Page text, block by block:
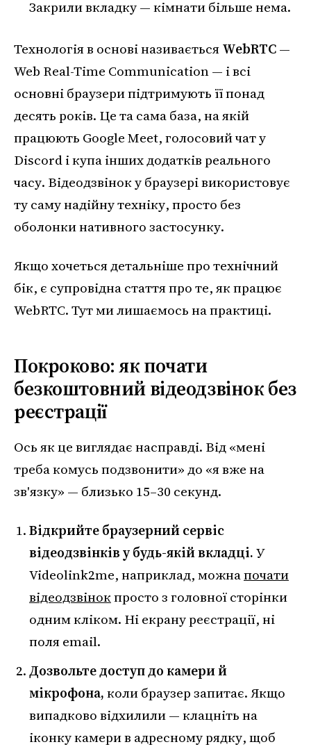
Закрили вкладку — кімнати більше нема.
Технологія в основі називаєтьсяWebRTC—
Web Real-Time Communication — і всі
основні браузери підтримують її понад
десять років. Це та сама база, на якій
працюють Google Meet, голосовий чат у
Discord і купа інших додатків реального
часу. Відеодзвінок у браузері використовує
ту саму надійну техніку, просто без
оболонки нативного застосунку.
Якщо хочеться детальніше про технічний
бік, є супровідна стаття про те, як працює
WebRTC. Тут ми лишаємось на практиці.
Покроково: як почати
безкоштовний відеодзвінок без
реєстрації
Ось як це виглядає насправді. Від «мені
треба комусь подзвонити» до «я вже на
зв'язку» — близько 15–30 секунд.
Відкрийте браузерний сервіс
відеодзвінків у будь-якій вкладці.У
Videolink2me, наприклад, можнапочати
відеодзвінокпросто з головної сторінки
одним кліком. Ні екрану реєстрації, ні
поля email.
Дозвольте доступ до камери й
мікрофона,коли браузер запитає. Якщо
випадково відхилили — клацніть на
іконку камери в адресному рядку, щоб